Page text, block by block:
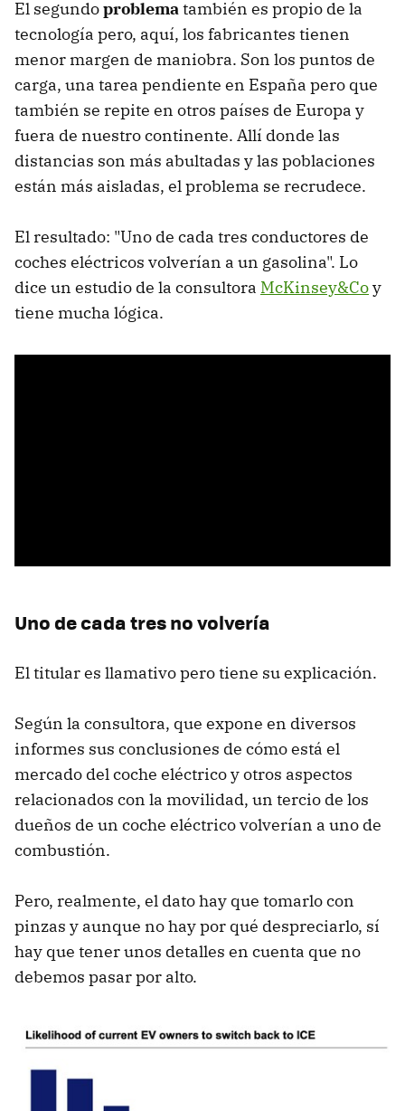
El segundoproblematambién es propio de la
tecnología pero, aquí, los fabricantes tienen
menor margen de maniobra. Son los puntos de
carga, una tarea pendiente en España pero que
también se repite en otros países de Europa y
fuera de nuestro continente. Allí donde las
distancias son más abultadas y las poblaciones
están más aisladas, el problema se recrudece.
El resultado: "Uno de cada tres conductores de
coches eléctricos volverían a un gasolina". Lo
dice un estudio de la consultora McKinsey&Coy
tiene mucha lógica.
Uno de cada tres no volvería
El titular es llamativo pero tiene su explicación.
Según la consultora, que expone en diversos
informes sus conclusiones de cómo está el
mercado del coche eléctrico y otros aspectos
relacionados con la movilidad, un tercio de los
dueños de un coche eléctrico volverían a uno de
combustión.
Pero, realmente, el dato hay que tomarlo con
pinzas y aunque no hay por qué despreciarlo, sí
hay que tener unos detalles en cuenta que no
debemos pasar por alto.